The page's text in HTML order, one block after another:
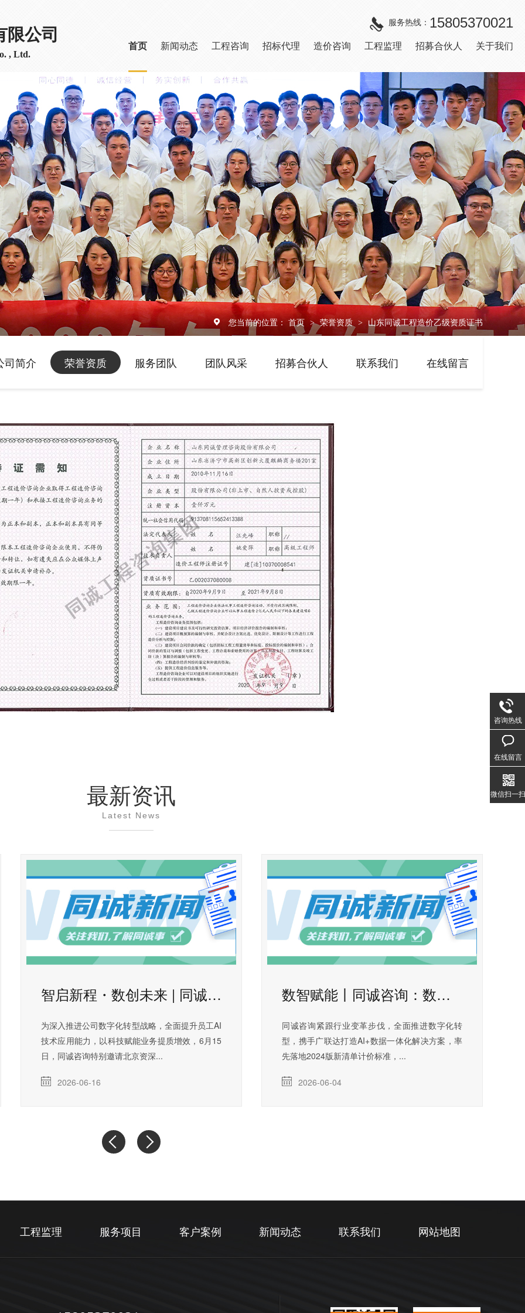
公司
, Ltd.
服务热线： 15805370021
首页 新闻动态 工程咨询 招标代理 造价咨询 工程监理 招募合伙人 关于我们
您当前的位置： 首页 > 荣誉资质 > 山东同诚工程造价乙级资质证书
司简介 荣誉资质 服务团队 团队风采 招募合伙人 联系我们 在线留言
最新资讯
Latest News
智启新程・数创未来 | 同诚集团 AI 技术专题培训圆满举办
为深入推进公司数字化转型战略，全面提升员工AI
技术应用能力，以科技赋能业务提质增效，6月15
日，同诚咨询特别邀请北京资深...
2026-06-16
数智赋能丨同诚咨询：数字化转型打造造价咨询新优势
同诚咨询紧跟行业变革步伐，全面推进数字化转
型，携手广联达打造AI+数据一体化解决方案，率
先落地2024版新清单计价标准，...
2026-06-04
工程监理 服务项目 客户案例 新闻动态 联系我们 网站地图
咨询热线
在线留言
微信扫一扫